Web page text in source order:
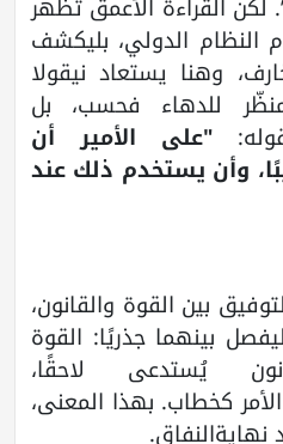
الدولي، بليكشف
وهنا يستعاد نيقولا
للدهاء فحسب، بل
"على الأمير أن
وأن يستخدم ذلك عند
بين القوة والقانون،
بينهما جذريًا: القوة
يُستدعى لاحقًا،
كخطاب. بهذا المعنى،